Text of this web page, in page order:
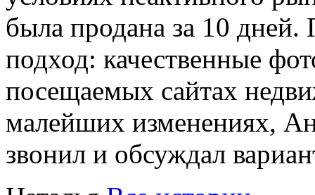
была продана за 10
подход: качественные
посещаемых сайтах
малейших изменениях,
звонил и обсуждал